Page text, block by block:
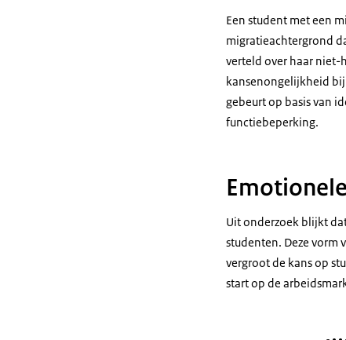
Een student met een
migratieachtergrond
verteld over haar niet-
kansenongelijkheid
gebeurt op basis van
functiebeperking.
Uit onderzoek blijkt
studenten. Deze vorm
vergroot de kans op
start op de